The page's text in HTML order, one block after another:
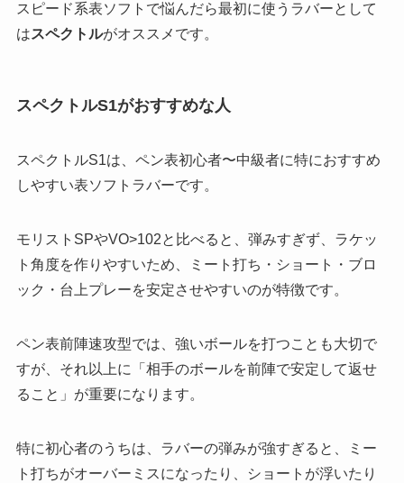
スピード系表ソフトで悩んだら最初に使うラバーとして
はスペクトルがオススメです。
スペクトルS1がおすすめな人
スペクトルS1は、ペン表初心者〜中級者に特におすすめ
しやすい表ソフトラバーです。
モリストSPやVO>102と比べると、弾みすぎず、ラケッ
ト角度を作りやすいため、ミート打ち・ショート・ブロ
ック・台上プレーを安定させやすいのが特徴です。
ペン表前陣速攻型では、強いボールを打つことも大切で
すが、それ以上に「相手のボールを前陣で安定して返せ
ること」が重要になります。
特に初心者のうちは、ラバーの弾みが強すぎると、ミー
ト打ちがオーバーミスになったり、ショートが浮いたり